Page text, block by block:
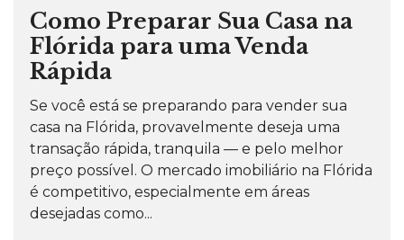
MIAMI
RESIDENCIAL
COMMERCIAL
INVESTIR
Nossa Proposta
Tipos de investimento
Imóveis para aluguel de curta
Como Preparar Sua Casa na
Flórida para uma Venda
Rápida
Se você está se preparando para vender sua
casa na Flórida, provavelmente deseja uma
transação rápida, tranquila — e pelo melhor
preço possível. O mercado imobiliário na Flórida
é competitivo, especialmente em áreas
desejadas como...